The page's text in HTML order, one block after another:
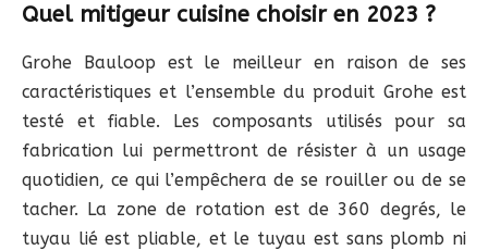
Quel mitigeur cuisine choisir en 2023 ?
Grohe Bauloop est le meilleur en raison de ses
caractéristiques et l’ensemble du produit Grohe est
testé et fiable. Les composants utilisés pour sa
fabrication lui permettront de résister à un usage
quotidien, ce qui l’empêchera de se rouiller ou de se
tacher. La zone de rotation est de 360 degrés, le
tuyau lié est pliable, et le tuyau est sans plomb ni